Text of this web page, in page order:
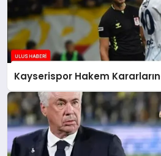
Kayserispor Hakem